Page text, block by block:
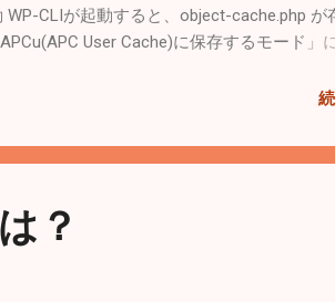
CLIが起動すると、object-cache.php が
User Cache)に保存するモード」に
マンド終了と同時にメモリごと消滅。 結
続けてしまう。 ２．開発環境ではCLI環境
Configuration File: /usr/local/etc/php.ini
/usr/local/etc/php/ext-10-opcache...
？